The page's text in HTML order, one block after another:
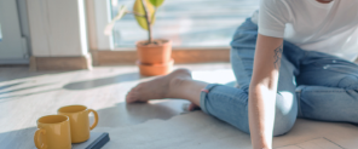
Particulieren